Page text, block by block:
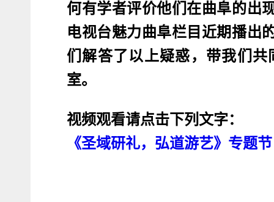
何有学者评价他们在曲阜的出
电视台魅力曲阜栏目近期播出
们解答了以上疑惑，带我们
室。
视频观看请点击下列文字：
《圣域研礼，弘道游艺》专题